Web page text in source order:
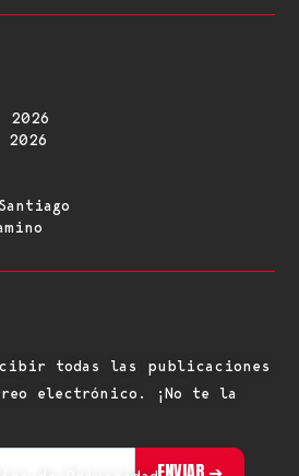
2026
2026
todas las publicaciones
electrónico. ¡No te la